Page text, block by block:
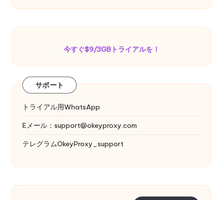
今すぐ$9/3GBトライアルを！
サポート
トライアル用WhatsApp
Eメール： support@okeyproxy.com
テレグラムOkeyProxy_support